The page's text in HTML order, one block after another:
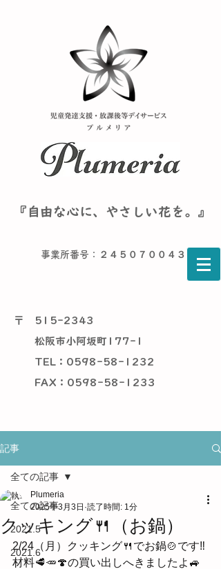
『自由な心に、やさしい花を。』
事業所番号：２４５０７００４３６
〒
515-2343
松阪市小阿坂町177-1
TEL：0598-58-1232
​ FAX：0598-58-1233
記事
全ての記事
2021.5
2021.6
全ての記事
クッキング🍴（お鍋）
Plumeria
2025年3月3日 読了時間: 1分
2/24（月）クッキング🍴でお鍋🍲です‼
材料🥩🥕🍄の買い出しへきましたよ🚙